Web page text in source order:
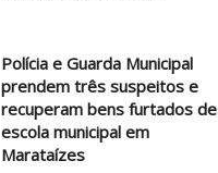
Polícia e Guarda Municipal
prendem três suspeitos e
recuperam bens furtados de
escola municipal em
Marataízes